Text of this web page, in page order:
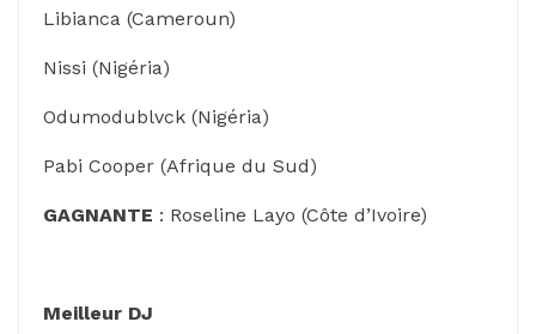
Libianca (Cameroun)
Nissi (Nigéria)
Odumodublvck (Nigéria)
Pabi Cooper (Afrique du Sud)
GAGNANTE : Roseline Layo (Côte d’Ivoire)
Meilleur DJ